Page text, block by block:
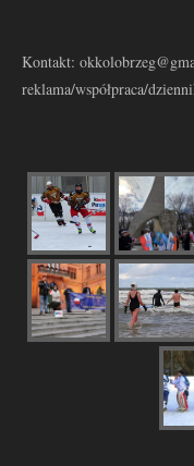
Kontakt:
reklama/współpraca/